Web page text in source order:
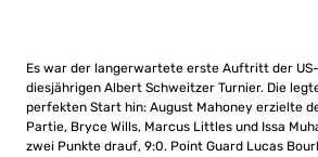
Es war der langerwartete erste Auftritt der
diesjährigen Albert Schweitzer Turnier. Die
perfekten Start hin: August Mahoney erzielte
Partie, Bryce Wills, Marcus Littles und Issa
zwei Punkte drauf, 9:0. Point Guard Lucas